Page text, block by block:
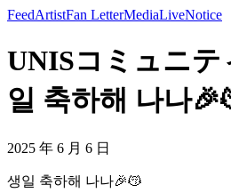
FeedArtistFan LetterMediaLiveNotice
UNISコミュニテ
일 축하해 나나
2025 年 6 月 6 日
생일 축하해 나나🎉😽